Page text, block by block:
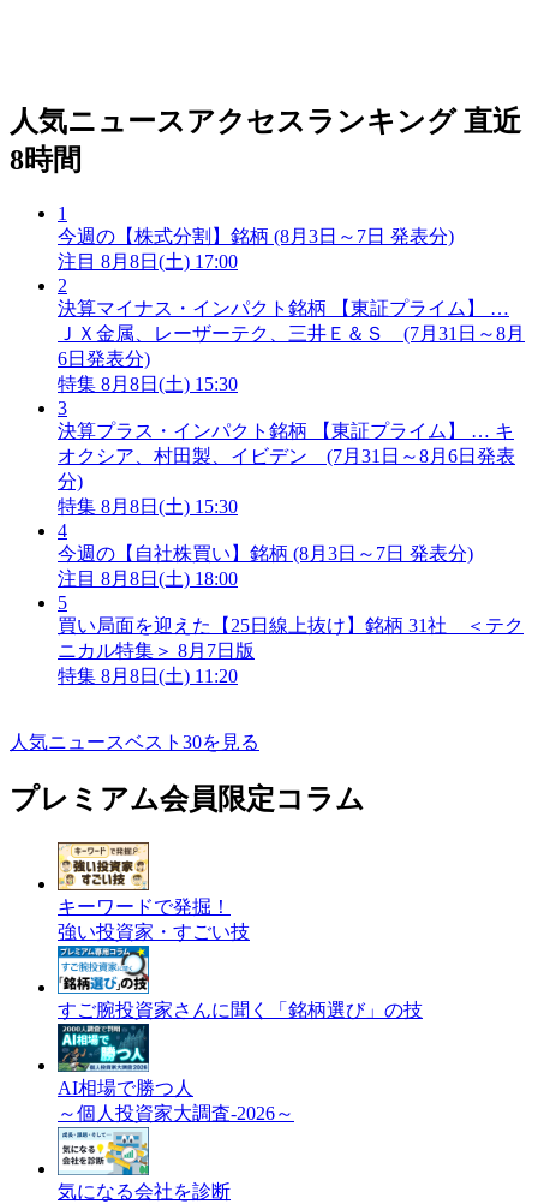
人気ニュースアクセスランキング 直近
8時間
1
今週の【株式分割】銘柄 (8月3日～7日 発表分)
注目 8月8日(土) 17:00
2
決算マイナス・インパクト銘柄 【東証プライム】 …
ＪＸ金属、レーザーテク、三井Ｅ＆Ｓ (7月31日～8月
6日発表分)
特集 8月8日(土) 15:30
3
決算プラス・インパクト銘柄 【東証プライム】 … キ
オクシア、村田製、イビデン (7月31日～8月6日発表
分)
特集 8月8日(土) 15:30
4
今週の【自社株買い】銘柄 (8月3日～7日 発表分)
注目 8月8日(土) 18:00
5
買い局面を迎えた【25日線上抜け】銘柄 31社 ＜テク
ニカル特集＞ 8月7日版
特集 8月8日(土) 11:20
人気ニュースベスト30を見る
プレミアム会員限定コラム
キーワードで発掘！
強い投資家・すごい技
すご腕投資家さんに聞く「銘柄選び」の技
AI相場で勝つ人
～個人投資家大調査-2026～
気になる会社を診断